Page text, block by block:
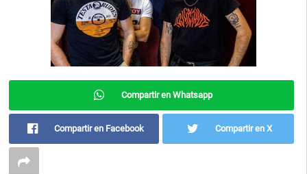
Compartir en Whatsapp
Compartir en Facebook Compartir en X